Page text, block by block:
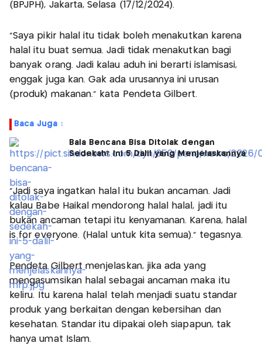
(BPJPH), Jakarta, Selasa (17/12/2024).
"Saya pikir halal itu tidak boleh menakutkan karena
halal itu buat semua. Jadi tidak menakutkan bagi
banyak orang. Jadi kalau aduh ini berarti islamisasi,
enggak juga kan. Gak ada urusannya ini urusan
(produk) makanan." kata Pendeta Gilbert.
Baca Juga :
Bala Bencana Bisa Ditolak dengan
Sedekah? Ini 5 Dalil yang Menjelaskannya
"Jadi saya ingatkan halal itu bukan ancaman. Jadi
kalau Babe Haikal mendorong halal halal, jadi itu
bukan ancaman tetapi itu kenyamanan. Karena, halal
is for everyone. (Halal untuk kita semua)." tegasnya.
Pendeta Gilbert menjelaskan, jika ada yang
mengasumsikan halal sebagai ancaman maka itu
keliru. Itu karena halal telah menjadi suatu standar
produk yang berkaitan dengan kebersihan dan
kesehatan. Standar itu dipakai oleh siapapun, tak
hanya umat Islam.